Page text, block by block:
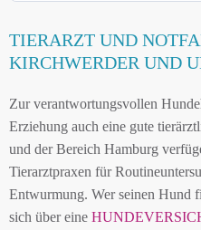
TIERARZT UND
KIRCHWERDER UND
Zur verantwortungsvollen
Erziehung auch eine gute
und der Bereich Hamburg
Tierarztpraxen für
Entwurmung. Wer seinen Hund
sich über eine